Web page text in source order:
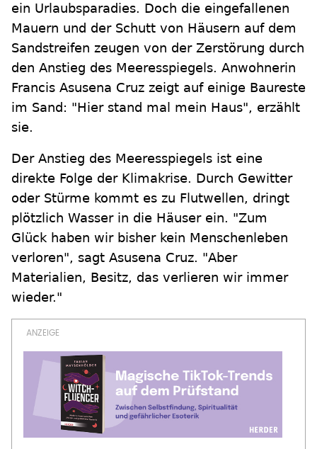
ein Urlaubsparadies. Doch die eingefallenen
Mauern und der Schutt von Häusern auf dem
Sandstreifen zeugen von der Zerstörung durch
den Anstieg des Meeresspiegels. Anwohnerin
Francis Asusena Cruz zeigt auf einige Baureste
im Sand: "Hier stand mal mein Haus", erzählt
sie.
Der Anstieg des Meeresspiegels ist eine
direkte Folge der Klimakrise. Durch Gewitter
oder Stürme kommt es zu Flutwellen, dringt
plötzlich Wasser in die Häuser ein. "Zum
Glück haben wir bisher kein Menschenleben
verloren", sagt Asusena Cruz. "Aber
Materialien, Besitz, das verlieren wir immer
wieder."